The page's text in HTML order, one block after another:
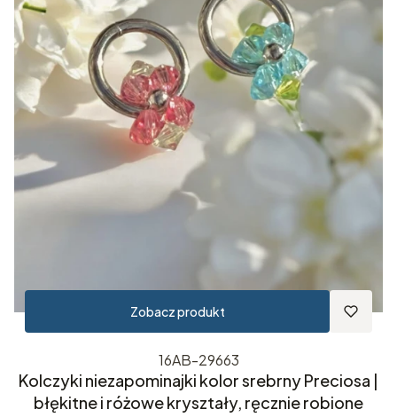
Zobacz produkt
16AB-29663
Kolczyki niezapominajki kolor srebrny Preciosa |
błękitne i różowe kryształy, ręcznie robione